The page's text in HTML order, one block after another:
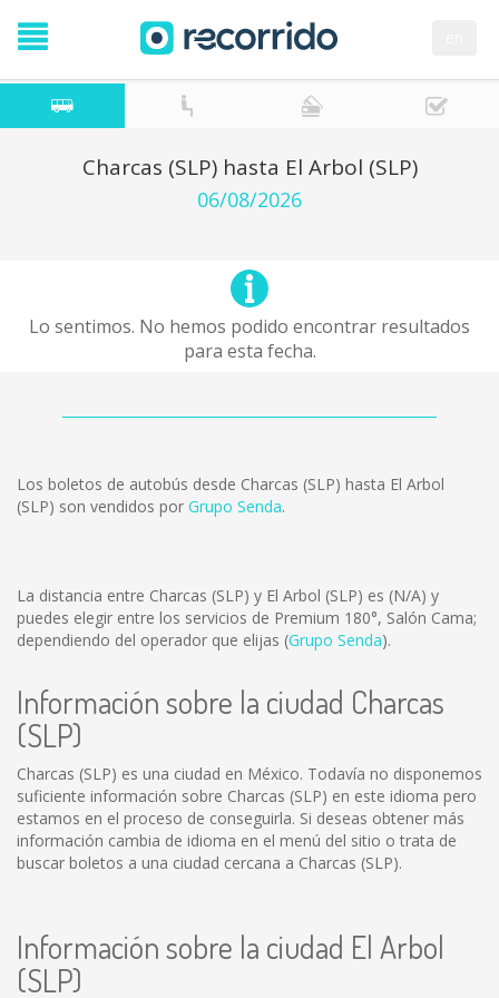
Charcas (SLP) hasta El Arbol (SLP)
06/08/2026
Lo sentimos. No hemos podido encontrar resultados
para esta fecha.
Los boletos de autobús desde Charcas (SLP) hasta El Arbol
(SLP) son vendidos por Grupo Senda.
La distancia entre Charcas (SLP) y El Arbol (SLP) es (N/A) y
puedes elegir entre los servicios de Premium 180°, Salón Cama;
dependiendo del operador que elijas (Grupo Senda).
Información sobre la ciudad Charcas
(SLP)
Charcas (SLP) es una ciudad en México. Todavía no disponemos
suficiente información sobre Charcas (SLP) en este idioma pero
estamos en el proceso de conseguirla. Si deseas obtener más
información cambia de idioma en el menú del sitio o trata de
buscar boletos a una ciudad cercana a Charcas (SLP).
Información sobre la ciudad El Arbol
(SLP)